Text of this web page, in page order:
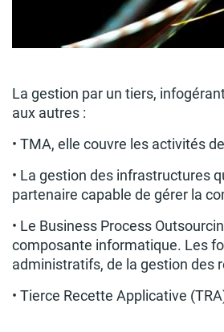
La gestion par un tiers,
aux autres :
• TMA, elle couvre les activités
• La gestion des infrastructures
partenaire capable de gérer la
• Le Business Process
composante informatique. Les
administratifs, de la gestion des
• Tierce Recette Applicative